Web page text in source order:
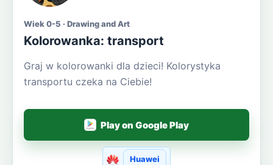
Wiek 0-5 · Drawing and Art
Kolorowanka: transport
Graj w kolorowanki dla dzieci! Kolorystyka
transportu czeka na Ciebie!
Play on Google Play
Huawei